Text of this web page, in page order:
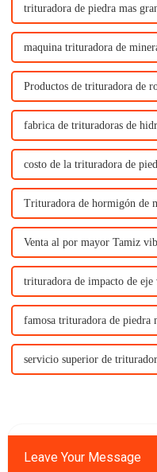
trituradora de piedra mas
maquina trituradora de
Productos de trituradora de
fabrica de trituradoras de
costo de la trituradora de
Trituradora de hormigón de
Venta al por mayor Tamiz
trituradora de impacto de eje
famosa trituradora de piedra
servicio superior de
Leave Your Message